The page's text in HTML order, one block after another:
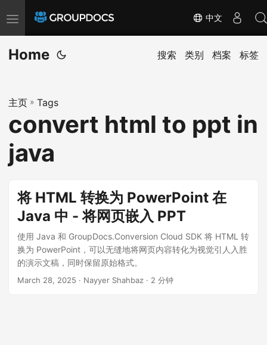
T
o
g
e
n
a
v
a
o
中文
Home 搜索 类别 档案 标签
主页 » Tags
convert html to ppt in
java
将 HTML 转换为 PowerPoint 在
Java 中 - 将网页嵌入 PPT
使用 Java 和 GroupDocs.Conversion Cloud SDK 将 HTML 转
换为 PowerPoint，可以无缝地将网页内容转化为视觉引人入胜
的演示文稿，同时保留原始格式。
March 28, 2025 · Nayyer Shahbaz · 2 分钟